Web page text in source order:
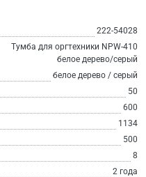
222-54028
Тумба для оргтехники NPW-410
белое дерево/серый
белое дерево / серый
50
600
1134
500
8
2 года